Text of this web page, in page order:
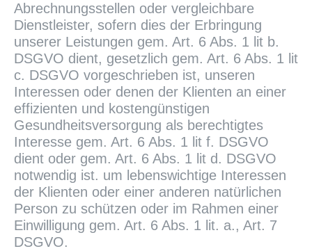
Abrechnungsstellen oder vergleichbare
Dienstleister, sofern dies der Erbringung
unserer Leistungen gem. Art. 6 Abs. 1 lit b.
DSGVO dient, gesetzlich gem. Art. 6 Abs. 1 lit
c. DSGVO vorgeschrieben ist, unseren
Interessen oder denen der Klienten an einer
effizienten und kostengünstigen
Gesundheitsversorgung als berechtigtes
Interesse gem. Art. 6 Abs. 1 lit f. DSGVO
dient oder gem. Art. 6 Abs. 1 lit d. DSGVO
notwendig ist. um lebenswichtige Interessen
der Klienten oder einer anderen natürlichen
Person zu schützen oder im Rahmen einer
Einwilligung gem. Art. 6 Abs. 1 lit. a., Art. 7
DSGVO.